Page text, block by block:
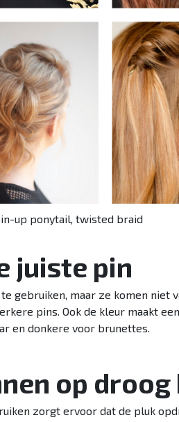
up ponytail, twisted braid
juiste pin
gebruiken, maar ze komen
pins. Ook de kleur maakt
en donkere voor brunettes.
op droog
zorgt ervoor dat de pluk